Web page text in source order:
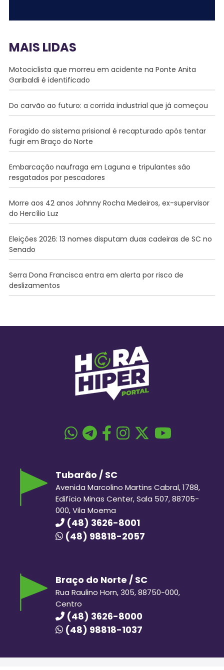
MAIS LIDAS
Motociclista que morreu em acidente na Ponte Anita
Garibaldi é identificado
Do carvão ao futuro: a corrida industrial que já começou
Foragido do sistema prisional é recapturado após tentar
fugir em Braço do Norte
Embarcação naufraga em Laguna e tripulantes são
resgatados por pescadores
Morre aos 42 anos Johnny Rocha Medeiros, ex-supervisor
do Hercílio Luz
Eleições 2026: 13 nomes disputam duas cadeiras de SC no
Senado
Serra Dona Francisca entra em alerta por risco de
deslizamentos
Tubarão / SC
Avenida Marcolino Martins Cabral, 1788,
Edifício Minas Center, Sala 507, 88705-
000, Vila Moema
(48) 3626-8001
(48) 98818-2057
Braço do Norte / SC
Rua Raulino Horn, 305, 88750-000,
Centro
(48) 3626-8000
(48) 98818-1037